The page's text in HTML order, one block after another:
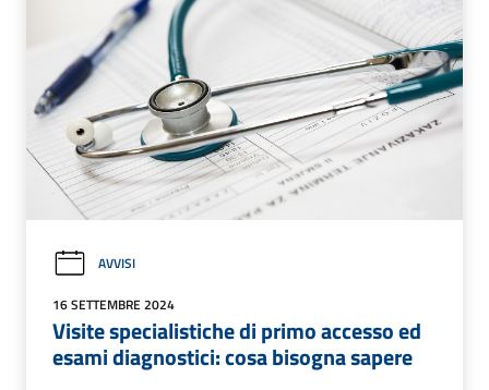
AVVISI
16 SETTEMBRE 2024
Visite specialistiche di primo accesso ed
esami diagnostici: cosa bisogna sapere